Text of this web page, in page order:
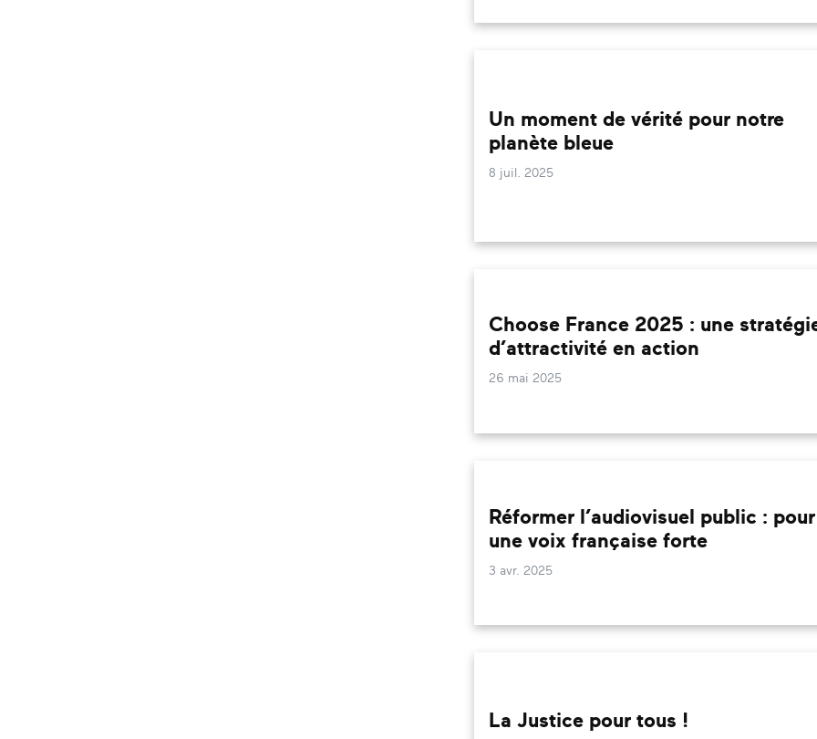
Un moment de vérité pour notre
planète bleue
8 juil. 2025
Choose France 2025 : une
d’attractivité en action
26 mai 2025
Réformer l’audiovisuel public : pour
une voix française forte
3 avr. 2025
La Justice pour tous !